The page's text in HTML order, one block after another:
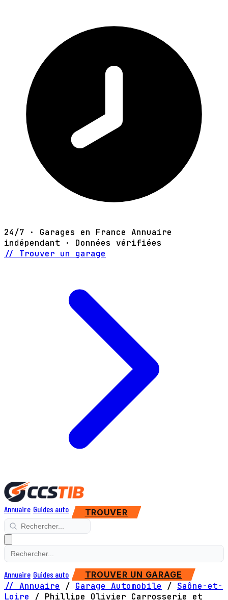
24/7 · Garages en France Annuaire
indépendant · Données vérifiées
// Trouver un garage
Annuaire Guides auto TROUVER
Annuaire Guides auto TROUVER UN GARAGE
// Annuaire / Garage Automobile / Saône-et-
Loire
/ Phillipe Olivier Carrosserie et